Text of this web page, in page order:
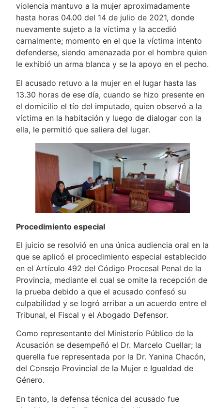
violencia mantuvo a la mujer aproximadamente
hasta horas 04.00 del 14 de julio de 2021, donde
nuevamente sujeto a la víctima y la accedió
carnalmente; momento en el que la víctima intento
defenderse, siendo amenazada por el hombre quien
le exhibió un arma blanca y se la apoyo en el pecho.
El acusado retuvo a la mujer en el lugar hasta las
13.30 horas de ese día, cuando se hizo presente en
el domicilio el tío del imputado, quien observó a la
víctima en la habitación y luego de dialogar con la
ella, le permitió que saliera del lugar.
Procedimiento especial
El juicio se resolvió en una única audiencia oral en la
que se aplicó el procedimiento especial establecido
en el Artículo 492 del Código Procesal Penal de la
Provincia, mediante el cual se omite la recepción de
la prueba debido a que el acusado confesó su
culpabilidad y se logró arribar a un acuerdo entre el
Tribunal, el Fiscal y el Abogado Defensor.
Como representante del Ministerio Público de la
Acusación se desempeñó el Dr. Marcelo Cuellar; la
querella fue representada por la Dr. Yanina Chacón,
del Consejo Provincial de la Mujer e Igualdad de
Género.
En tanto, la defensa técnica del acusado fue